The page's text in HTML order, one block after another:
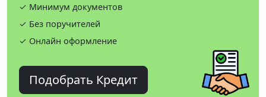
✓ Минимум документов
✓ Без поручителей
✓ Онлайн оформление
Подобрать Кредит